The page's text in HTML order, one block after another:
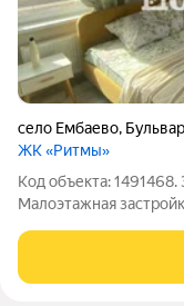
село Ембаево,
ЖК «Ритмы»
Код объекта: 1491468.
Малоэтажная
Квартира формата
техникой! Все остается